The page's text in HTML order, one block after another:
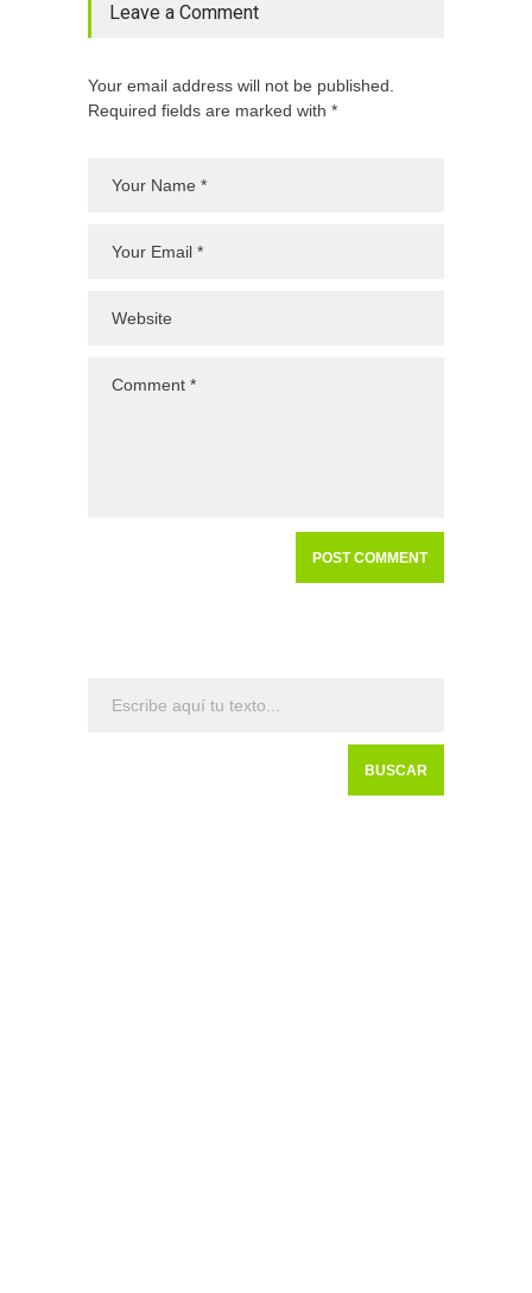
Leave a Comment
Your email address will not be published.
Required fields are marked with *